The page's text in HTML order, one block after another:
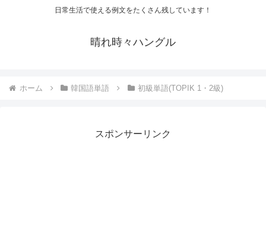
日常生活で使える例文をたくさん残しています！
晴れ時々ハングル
ホーム 韓国語単語 初級単語(TOPIK 1・2級)
スポンサーリンク